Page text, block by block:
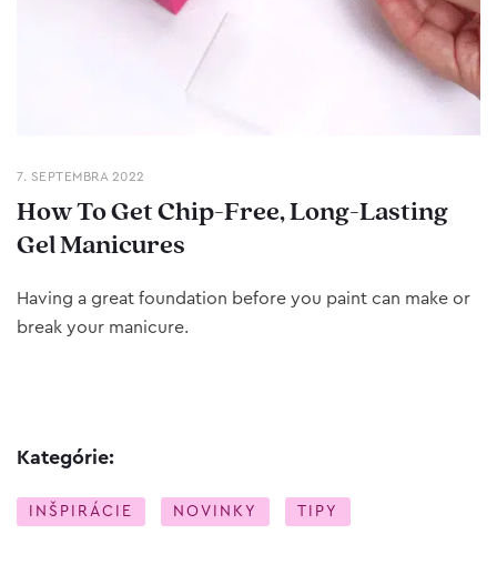
7. SEPTEMBRA 2022
How To Get Chip-Free, Long-Lasting
Gel Manicures
Having a great foundation before you paint can make or
break your manicure.
Kategórie:
INŠPIRÁCIE NOVINKY TIPY